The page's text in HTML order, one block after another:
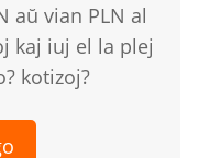
aŭ vian PLN al
kaj iuj el la plej
kotizoj?